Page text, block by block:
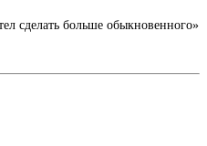
сделать больше обыкновенного»